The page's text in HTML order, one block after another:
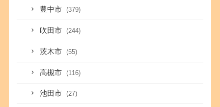
豊中市 (379)
吹田市 (244)
茨木市 (55)
高槻市 (116)
池田市 (27)